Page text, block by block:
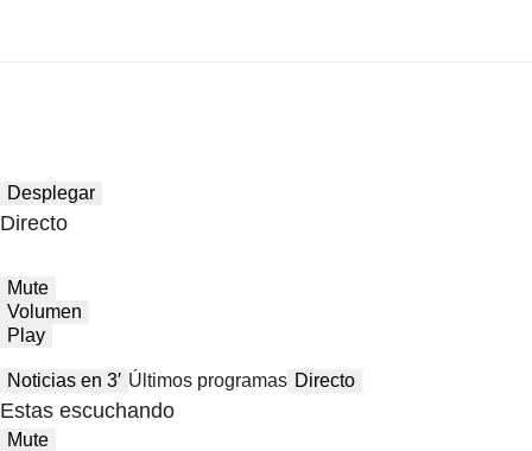
Desplegar
Directo
Mute
Volumen
Play
Noticias en 3′ Últimos programas Directo
Estas escuchando
Mute